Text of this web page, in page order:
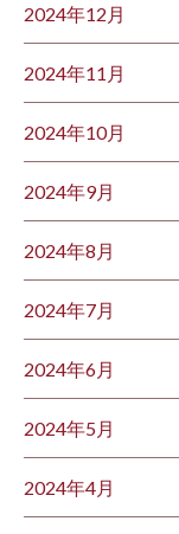
2024年12月
2024年11月
2024年10月
2024年9月
2024年8月
2024年7月
2024年6月
2024年5月
2024年4月